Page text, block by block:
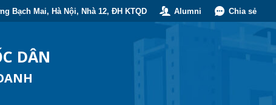
Bạch Mai, Hà Nội, Nhà 12, ĐH KTQD Alumni Chia sẻ
DÂN
TÂM TUYỂN SINH PHÒNG BAN THÔNG BÁO